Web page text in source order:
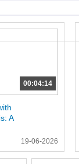
00:04:14
A
19-06-2026